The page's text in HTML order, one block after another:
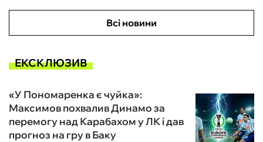
Всі новини
ЕКСКЛЮЗИВ
«У Пономаренка є чуйка»:
Максимов похвалив Динамо за
перемогу над Карабахом у ЛК і дав
прогноз на гру в Баку